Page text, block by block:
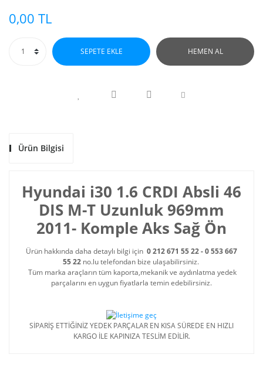
0,00 TL
SEPETE EKLE HEMEN AL
Ürün Bilgisi
Hyundai i30 1.6 CRDI Absli 46
DIS M-T Uzunluk 969mm
2011- Komple Aks Sağ Ön
Ürün hakkında daha detaylı bilgi için 0 212 671 55 22 - 0 553 667
55 22no.lu telefondan bize ulaşabilirsiniz.
Tüm marka araçların tüm kaporta,mekanik ve aydınlatma yedek
parçalarını en uygun fiyatlarla temin edebilirsiniz.
SİPARİŞ ETTİĞİNİZ YEDEK PARÇALAR EN KISA SÜREDE EN HIZLI
KARGO İLE KAPINIZA TESLİM EDİLİR.